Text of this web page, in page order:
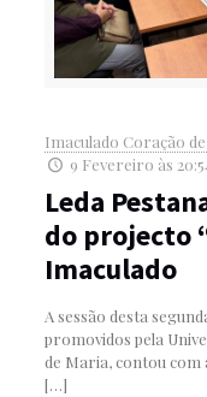
Imaculado Coração
9 Fevereiro às
Leda
do projecto
Imaculado
A sessão desta
promovidos pela
de Maria, contou com
[…]